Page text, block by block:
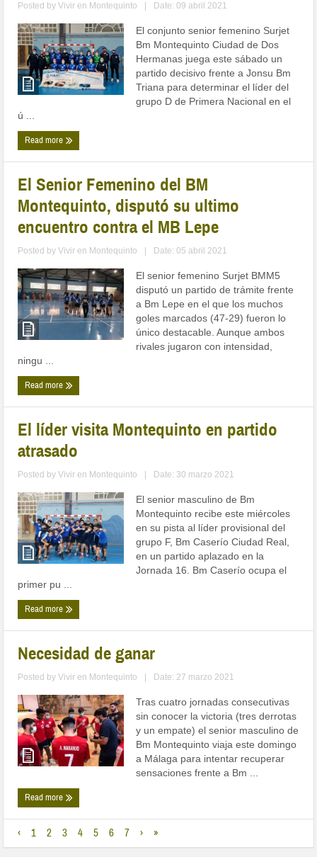
Posted byVivir en Montequinto Date: 09 abril 2021
El conjunto senior femenino Surjet
Bm Montequinto Ciudad de Dos
Hermanas juega este sábado un
partido decisivo frente a Jonsu Bm
Triana para determinar el líder del
grupo D de Primera Nacional en el
ú ...
Read more
El Senior Femenino del BM
Montequinto, disputó su ultimo
encuentro contra el MB Lepe
Posted byVivir en Montequinto Date: 05 abril 2021
El senior femenino Surjet BMM5
disputó un partido de trámite frente
a Bm Lepe en el que los muchos
goles marcados (47-29) fueron lo
único destacable. Aunque ambos
rivales jugaron con intensidad,
ningu ...
Read more
El líder visita Montequinto en partido
atrasado
Posted byVivir en Montequinto Date: 30 marzo 2021
El senior masculino de Bm
Montequinto recibe este miércoles
en su pista al líder provisional del
grupo F, Bm Caserío Ciudad Real,
en un partido aplazado en la
Jornada 16. Bm Caserío ocupa el
primer pu ...
Read more
Necesidad de ganar
Posted byVivir en Montequinto Date: 27 marzo 2021
Tras cuatro jornadas consecutivas
sin conocer la victoria (tres derrotas
y un empate) el senior masculino de
Bm Montequinto viaja este domingo
a Málaga para intentar recuperar
sensaciones frente a Bm ...
Read more
‹ 1 2 3 4 5 6 7 › »